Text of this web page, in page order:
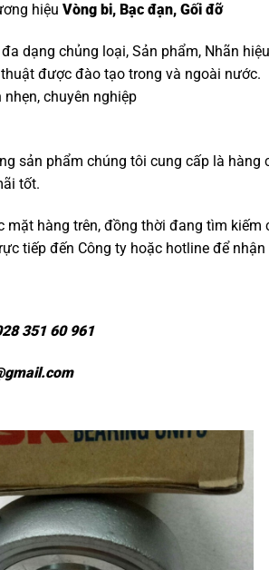
hiệu Vòng bi, Bạc đạn, Gối đỡ
dạng chủng loại, Sản phẩm, Nhãn
được đào tạo trong và ngoài nước.
chuyên nghiệp
sản phẩm chúng tôi cung cấp là
tốt.
mặt hàng trên, đồng thời đang tìm
tiếp đến Công ty hoặc hotline để
351 60 961